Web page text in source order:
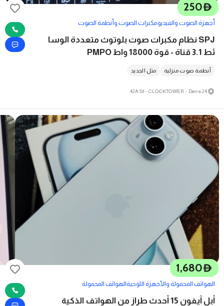
D
250
أجهزة الصوت والفيديومكبرات الصوت وأنظمة الصوت
SPJ نظام مكبرات صوت بلوتوث متعددة الوسا
ئط 3.1 قناة - قوة 18000 واط PMPO
أنظمة صوت منزلية مثل الجديد
24 42A St - CLOCKTOWER - Deira
D
1,680
الهواتف المحمولة والأجهزة اللوحيةالهواتف المحمولة
أبل آيفون 15 أحدث طراز من الهواتف الذكية